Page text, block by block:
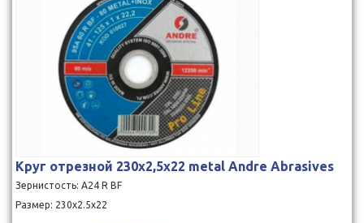
Круг отрезной 230x2,5x22 metal Andre Abrasives
Зернистость: A24 R BF
Размер: 230х2.5х22